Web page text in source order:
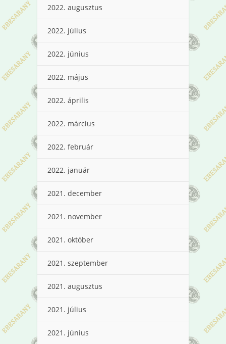
2022. augusztus
2022. július
2022. június
2022. május
2022. április
2022. március
2022. február
2022. január
2021. december
2021. november
2021. október
2021. szeptember
2021. augusztus
2021. július
2021. június